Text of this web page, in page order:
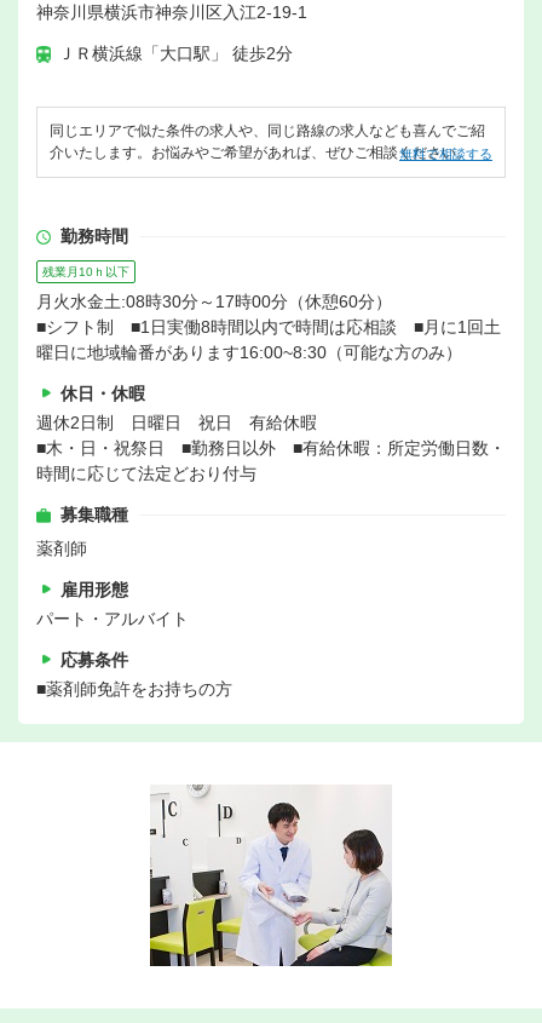
神奈川県横浜市神奈川区入江2-19-1
ＪＲ横浜線「大口駅」 徒歩2分
同じエリアで似た条件の求人や、同じ路線の求人なども喜んでご紹
介いたします。お悩みやご希望があれば、ぜひご相談ください。
無料で相談する
勤務時間
残業月10ｈ以下
月火水金土:08時30分～17時00分（休憩60分）
■シフト制 ■1日実働8時間以内で時間は応相談 ■月に1回土
曜日に地域輪番があります16:00~8:30（可能な方のみ）
休日・休暇
週休2日制 日曜日 祝日 有給休暇
■木・日・祝祭日 ■勤務日以外 ■有給休暇：所定労働日数・
時間に応じて法定どおり付与
募集職種
薬剤師
雇用形態
パート・アルバイト
応募条件
■薬剤師免許をお持ちの方